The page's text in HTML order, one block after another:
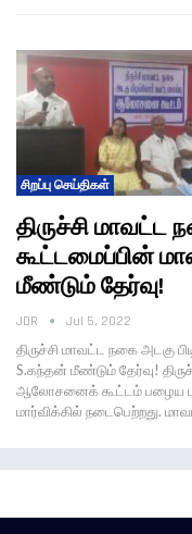
சிறப்பு செய்திகள்
திருச்சி மாவட்ட
கூட்டமைப்பின்
மீண்டும் தேர்வு!
JDR Jul 5, 2022
திருச்சி மாவட்ட நகை அடகு
S.கந்தன் மீண்டும் தேர்வு!
ஆலோசனைக் கூட்டம் பழைய
மார்விக்கில் நடைபெற்றது.